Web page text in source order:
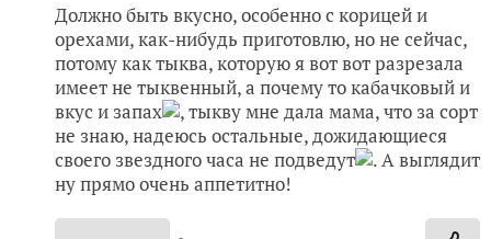
Должно быть вкусно, особенно с корицей и
орехами, как-нибудь приготовлю, но не сейчас,
потому как тыква, которую я вот вот разрезала
имеет не тыквенный, а почему то кабачковый и
вкус и запах
, тыкву мне дала мама, что за сорт
не знаю, надеюсь остальные, дожидающиеся
своего звездного часа не подведут
. А выглядит
ну прямо очень аппетитно!